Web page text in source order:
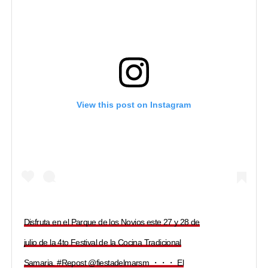
View this post on Instagram
Disfruta en el Parque de los Novios este 27 y 28 de
julio de la 4to Festival de la Cocina Tradicional
Samaria. #Repost @fiestadelmarsm ・・・ El